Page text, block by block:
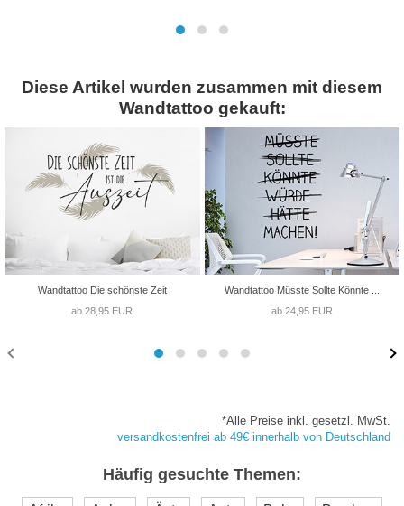
Diese Artikel wurden zusammen mit diesem
Wandtattoo gekauft:
Wandtattoo Die schönste Zeit
ab 28,95 EUR
Wandtattoo Müsste Sollte Könnte ...
ab 24,95 EUR
*Alle Preise inkl. gesetzl. MwSt.
versandkostenfrei ab 49€ innerhalb von Deutschland
Häufig gesuchte Themen: